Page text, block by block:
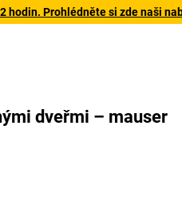
Prohlédněte si zde naši
dveřmi – mauser